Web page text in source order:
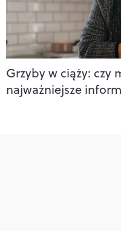
Grzyby w ciąży: czy
najważniejsze